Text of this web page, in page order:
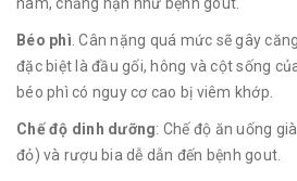
Béo phì . Cân nặng quá mức sẽ gây
đặc biệt là đầu gối, hông và cột sống
béo phì có nguy cơ cao bị viêm khớp.
Chế độ dinh dưỡng: Chế độ ăn uống
đỏ) và rượu bia dễ dẫn đến bệnh gout.